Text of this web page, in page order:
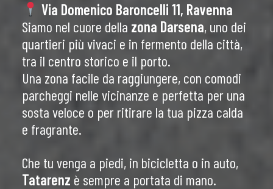
Via Domenico Baroncelli 11, Ravenna
Siamo nel cuore della zona Darsena, uno dei
quartieri più vivaci e in fermento della città,
tra il centro storico e il porto.
Una zona facile da raggiungere, con comodi
parcheggi nelle vicinanze e perfetta per una
sosta veloce o per ritirare la tua pizza calda
e fragrante.
Che tu venga a piedi, in bicicletta o in auto,
Tatarenz è sempre a portata di mano.